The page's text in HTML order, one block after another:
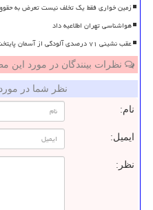
زمین خواری فقط یک تخلف نیست تعرض به
هواشناسی تهران اطلاعیه داد
عقب نشینی ۷۱ درصدی آلودگی از آسمان پایتخت تهران ۱۴۰۵ در راه تنفس
نظرات بینندگان در مورد این
نظر شما در
نام:
ایمیل:
نظر: